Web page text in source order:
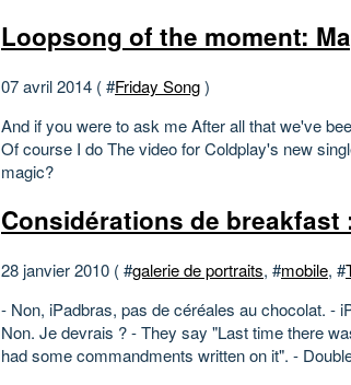
Loopsong of the moment:
07 avril 2014 ( #Friday Song)
And if you were to ask me After all that we've
Of course I do The video for Coldplay's new
magic?
Considérations de breakfast
28 janvier 2010 ( #galerie de portraits, #mobile, #
- Non, iPadbras, pas de céréales au chocolat. -
Non. Je devrais ? - They say "Last time there
had some commandments written on it". -